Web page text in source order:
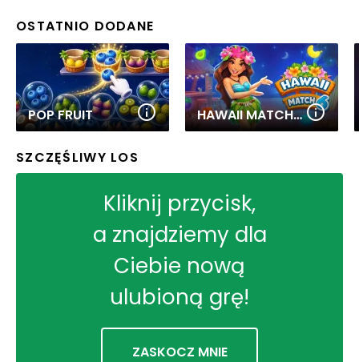
OSTATNIO DODANE
POP FRUIT HAWAII MATCH 6
SZCZĘŚLIWY LOS
Kliknij przycisk,
a znajdziemy dla
Ciebie nową
ulubioną grę!
ZASKOCZ MNIE